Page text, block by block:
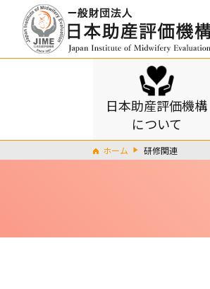
日本助産評価機構
について
ホーム 研修関連